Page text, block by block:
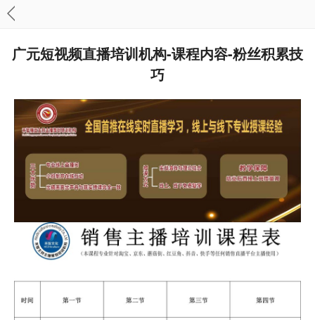
广元短视频直播培训机构-课程内容-粉丝积累技
巧